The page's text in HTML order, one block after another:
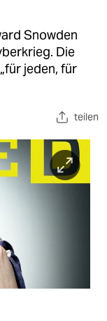
Snowden
Die
jeden, für
teilen